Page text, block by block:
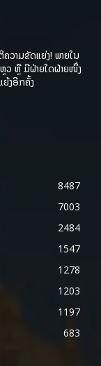
ຄວາມຂັດແຍ່ງ! ພາຍໃນ
ວ ຫຼື ມີຝ່າຍໃດຝ່າຍໜຶ່ງ
ຍ້ງອີກຄັ້ງ
8487
7003
2484
1547
1278
1203
1197
683